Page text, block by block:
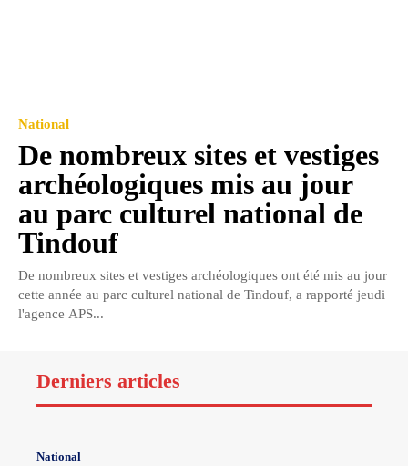
National
De nombreux sites et vestiges
archéologiques mis au jour
au parc culturel national de
Tindouf
De nombreux sites et vestiges archéologiques ont été mis au jour
cette année au parc culturel national de Tindouf, a rapporté jeudi
l'agence APS...
Derniers articles
National